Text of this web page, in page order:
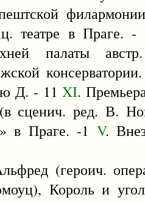
театре в Праге.
палаты
Д. - 11XI.
сценич. ред. В.
в Праге. -1 V.
(героич.
Король и